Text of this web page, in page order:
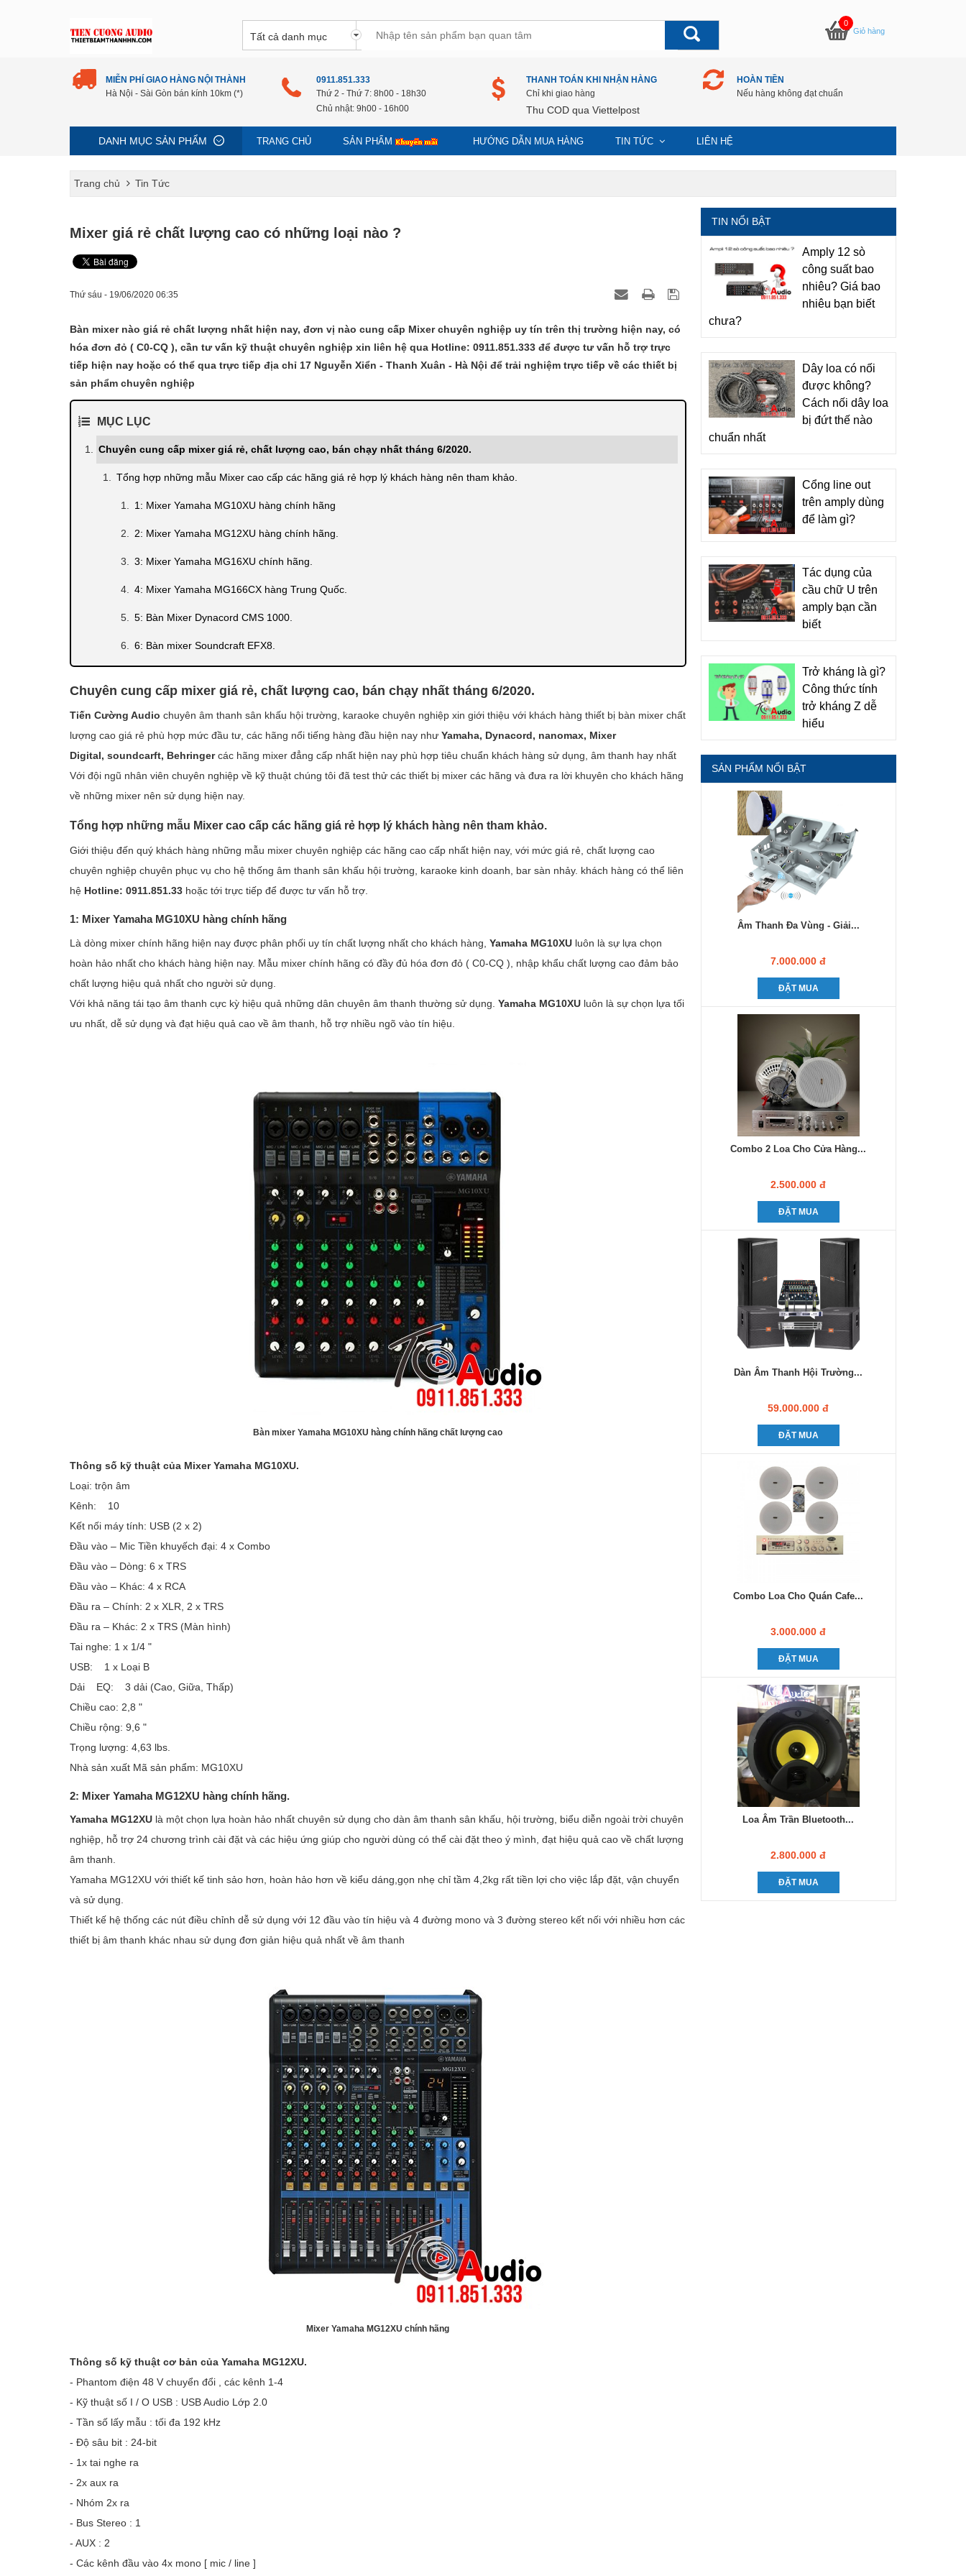
0
Giỏ hàng
MIỄN PHÍ GIAO HÀNG NỘI THÀNH
Hà Nội - Sài Gòn bán kính 10km (*)
0911.851.333
Thứ 2 - Thứ 7: 8h00 - 18h30
Chủ nhật: 9h00 - 16h00
THANH TOÁN KHI NHẬN HÀNG
Chỉ khi giao hàng
Thu COD qua Viettelpost
HOÀN TIỀN
Nếu hàng không đạt chuẩn
DANH MỤC SẢN PHẨM TRANG CHỦ SẢN PHẨM HƯỚNG DẪN MUA HÀNG TIN TỨC LIÊN HỆ
Trang chủ Tin Tức
Mixer giá rẻ chất lượng cao có những loại nào ?
Thứ sáu - 19/06/2020 06:35
Bàn mixer nào giá rẻ chất lượng nhất hiện nay, đơn vị nào cung cấp Mixer chuyên nghiệp uy tín trên thị trường hiện nay, có
hóa đơn đỏ ( C0-CQ ), cần tư vấn kỹ thuật chuyên nghiệp xin liên hệ qua Hotline: 0911.851.333 để được tư vấn hỗ trợ trực
tiếp hiện nay hoặc có thể qua trực tiếp địa chỉ 17 Nguyễn Xiển - Thanh Xuân - Hà Nội để trải nghiệm trực tiếp về các thiết bị
sản phẩm chuyên nghiệp
MỤC LỤC
Chuyên cung cấp mixer giá rẻ, chất lượng cao, bán chạy nhất tháng 6/2020.
Tổng hợp những mẫu Mixer cao cấp các hãng giá rẻ hợp lý khách hàng nên tham khảo.
1: Mixer Yamaha MG10XU hàng chính hãng
2: Mixer Yamaha MG12XU hàng chính hãng.
3: Mixer Yamaha MG16XU chính hãng.
4: Mixer Yamaha MG166CX hàng Trung Quốc.
5: Bàn Mixer Dynacord CMS 1000.
6: Bàn mixer Soundcraft EFX8.
8: Mixer Nanomax RQ804 FX.
Địa chỉ cung cấp bàn Mixer cao cấp giá rẻ nhất tại Hà Nội.
Chuyên cung cấp mixer giá rẻ, chất lượng cao, bán chạy nhất tháng 6/2020.
Tiến Cường Audio chuyên âm thanh sân khấu hội trường, karaoke chuyên nghiệp xin giới thiệu với khách hàng thiết bị bàn mixer chất
lượng cao giá rẻ phù hợp mức đầu tư, các hãng nổi tiếng hàng đầu hiện nay như Yamaha, Dynacord, nanomax, Mixer
Digital, soundcarft, Behringercác hãng mixer đẳng cấp nhất hiện nay phù hợp tiêu chuẩn khách hàng sử dụng, âm thanh hay nhất
Với đội ngũ nhân viên chuyên nghiệp về kỹ thuật chúng tôi đã test thử các thiết bị mixer các hãng và đưa ra lời khuyên cho khách hãng
về những mixer nên sử dụng hiện nay.
Tổng hợp những mẫu Mixer cao cấp các hãng giá rẻ hợp lý khách hàng nên tham khảo.
Giới thiệu đến quý khách hàng những mẫu mixer chuyên nghiệp các hãng cao cấp nhất hiện nay, với mức giá rẻ, chất lượng cao
chuyên nghiệp chuyên phục vụ cho hệ thống âm thanh sân khấu hội trường, karaoke kinh doanh, bar sàn nhảy. khách hàng có thể liên
hệ Hotline: 0911.851.33 hoặc tới trực tiếp để được tư vấn hỗ trợ.
1: Mixer Yamaha MG10XU hàng chính hãng
Là dòng mixer chính hãng hiện nay được phân phối uy tín chất lượng nhất cho khách hàng, Yamaha MG10XU luôn là sự lựa chọn
hoàn hảo nhất cho khách hàng hiện nay. Mẫu mixer chính hãng có đầy đủ hóa đơn đỏ ( C0-CQ ), nhập khẩu chất lượng cao đảm bảo
chất lượng hiệu quả nhất cho người sử dụng.
Với khả năng tái tạo âm thanh cực kỳ hiệu quả những dân chuyên âm thanh thường sử dụng. Yamaha MG10XU luôn là sự chọn lựa tối
ưu nhất, dễ sử dụng và đạt hiệu quả cao về âm thanh, hỗ trợ nhiều ngõ vào tín hiệu.
Bàn mixer Yamaha MG10XU hàng chính hãng chất lượng cao
Thông số kỹ thuật của Mixer Yamaha MG10XU.
Loại: trộn âm
Kênh: 10
Kết nối máy tính: USB (2 x 2)
Đầu vào – Mic Tiền khuyếch đại: 4 x Combo
Đầu vào – Dòng: 6 x TRS
Đầu vào – Khác: 4 x RCA
Đầu ra – Chính: 2 x XLR, 2 x TRS
Đầu ra – Khác: 2 x TRS (Màn hình)
Tai nghe: 1 x 1/4 "
USB: 1 x Loại B
Dải EQ: 3 dải (Cao, Giữa, Thấp)
Chiều cao: 2,8 "
Chiều rộng: 9,6 "
Trọng lượng: 4,63 lbs.
Nhà sản xuất Mã sản phẩm: MG10XU
2: Mixer Yamaha MG12XU hàng chính hãng.
Yamaha MG12XU là một chọn lựa hoàn hảo nhất chuyên sử dụng cho dàn âm thanh sân khấu, hội trường, biểu diễn ngoài trời chuyên
nghiệp, hỗ trợ 24 chương trình cài đặt và các hiệu ứng giúp cho người dùng có thể cài đặt theo ý mình, đạt hiệu quả cao về chất lượng
âm thanh.
Yamaha MG12XU với thiết kế tinh sảo hơn, hoàn hảo hơn về kiểu dáng,gọn nhẹ chỉ tầm 4,2kg rất tiền lợi cho việc lắp đặt, vận chuyển
và sử dụng.
Thiết kế hệ thống các nút điều chỉnh dễ sử dụng với 12 đầu vào tín hiệu và 4 đường mono và 3 đường stereo kết nối với nhiều hơn các
thiết bị âm thanh khác nhau sử dụng đơn giản hiệu quả nhất về âm thanh
Mixer Yamaha MG12XU chính hãng
Thông số kỹ thuật cơ bản của Yamaha MG12XU.
- Phantom điện 48 V chuyển đổi , các kênh 1-4
- Kỹ thuật số I / O USB : USB Audio Lớp 2.0
- Tần số lấy mẫu : tối đa 192 kHz
- Độ sâu bit : 24-bit
- 1x tai nghe ra
- 2x aux ra
- Nhóm 2x ra
- Bus Stereo : 1
- AUX : 2
- Các kênh đầu vào 4x mono [ mic / line ]
TIN NỔI BẬT
Amply 12 sò
công suất bao
nhiêu? Giá bao
nhiêu bạn biết
chưa?
Dây loa có nối
được không?
Cách nối dây loa
bị đứt thế nào
chuẩn nhất
Cổng line out
trên amply dùng
để làm gì?
Tác dụng của
cầu chữ U trên
amply bạn cần
biết
Trở kháng là gì?
Công thức tính
trở kháng Z dễ
hiểu
SẢN PHẨM NỔI BẬT
Âm Thanh Đa Vùng - Giải...
7.000.000 đ
ĐẶT MUA
Combo 2 Loa Cho Cửa Hàng...
2.500.000 đ
ĐẶT MUA
Dàn Âm Thanh Hội Trường...
59.000.000 đ
ĐẶT MUA
Combo Loa Cho Quán Cafe...
3.000.000 đ
ĐẶT MUA
Loa Âm Trần Bluetooth...
2.800.000 đ
ĐẶT MUA